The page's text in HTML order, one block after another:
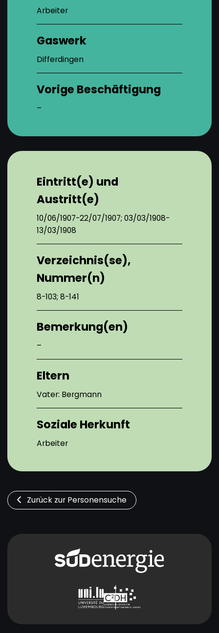
Arbeiter
Gaswerk
Differdingen
Vorige Beschäftigung
–
Eintritt(e) und
Austritt(e)
10/06/1907-22/07/1907; 03/03/1908-
13/03/1908
Verzeichnis(se),
Nummer(n)
8-103; 8-141
Bemerkung(en)
–
Eltern
Vater: Bergmann
Soziale Herkunft
Arbeiter
Zurück zur Personensuche